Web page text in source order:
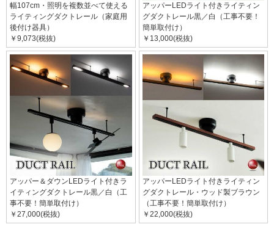
幅107cm・照明を複数並べて使える
ライティングダクトレール（家庭用
後付け器具）
￥9,073(税抜)
アッパーLEDライト付きライティン
グダクトレール黒／白（工事不要！
簡単取付け）
￥13,000(税抜)
アッパー＆ダウンLEDライト付きラ
イティングダクトレール黒／白（工
事不要！簡単取付け）
￥27,000(税抜)
アッパーLEDライト付きライティン
グダクトレール・ウッド製ブラウン
（工事不要！簡単取付け）
￥22,000(税抜)